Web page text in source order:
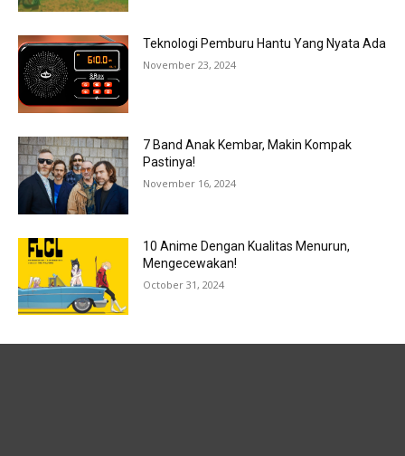
Teknologi Pemburu Hantu Yang Nyata Ada
November 23, 2024
7 Band Anak Kembar, Makin Kompak
Pastinya!
November 16, 2024
10 Anime Dengan Kualitas Menurun,
Mengecewakan!
October 31, 2024